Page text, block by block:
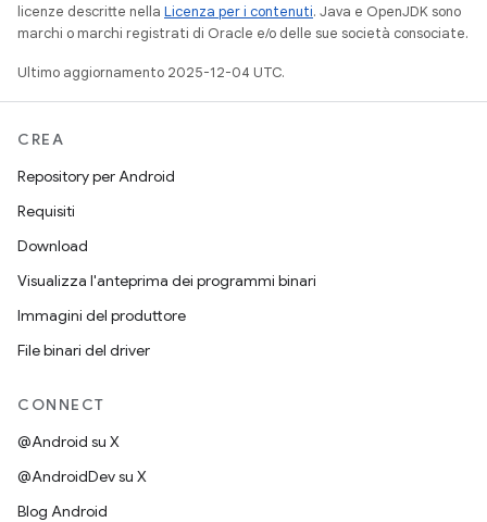
licenze descritte nella Licenza per i contenuti. Java e OpenJDK sono
marchi o marchi registrati di Oracle e/o delle sue società consociate.
Ultimo aggiornamento 2025-12-04 UTC.
CREA
Repository per Android
Requisiti
Download
Visualizza l'anteprima dei programmi binari
Immagini del produttore
File binari del driver
CONNECT
@Android su X
@AndroidDev su X
Blog Android